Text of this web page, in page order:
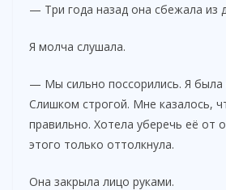
— Три года назад она сбежала из
Я молча слушала.
— Мы сильно поссорились. Я была
Слишком строгой. Мне казалось,
правильно. Хотела уберечь её от
этого только оттолкнула.
Она закрыла лицо руками.